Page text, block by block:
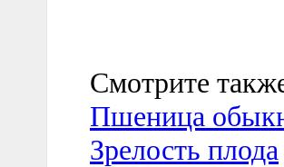
Смотрите
Пшеница
Зрелость плода